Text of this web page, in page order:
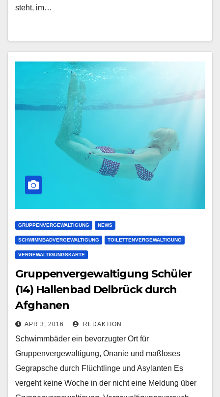
steht, im…
GRUPPENVERGEWALTIGUNG NEWS
SCHWIMMBADVERGEWALTIGUNG TOILETTENVERGEWALTIGUNG
VERGEWALTIGUNGSKARTE
Gruppenvergewaltigung Schüler
(14) Hallenbad Delbrück durch
Afghanen
APR 3, 2016 REDAKTION
Schwimmbäder ein bevorzugter Ort für
Gruppenvergewaltigung, Onanie und maßloses
Gegrapsche durch Flüchtlinge und Asylanten Es
vergeht keine Woche in der nicht eine Meldung über